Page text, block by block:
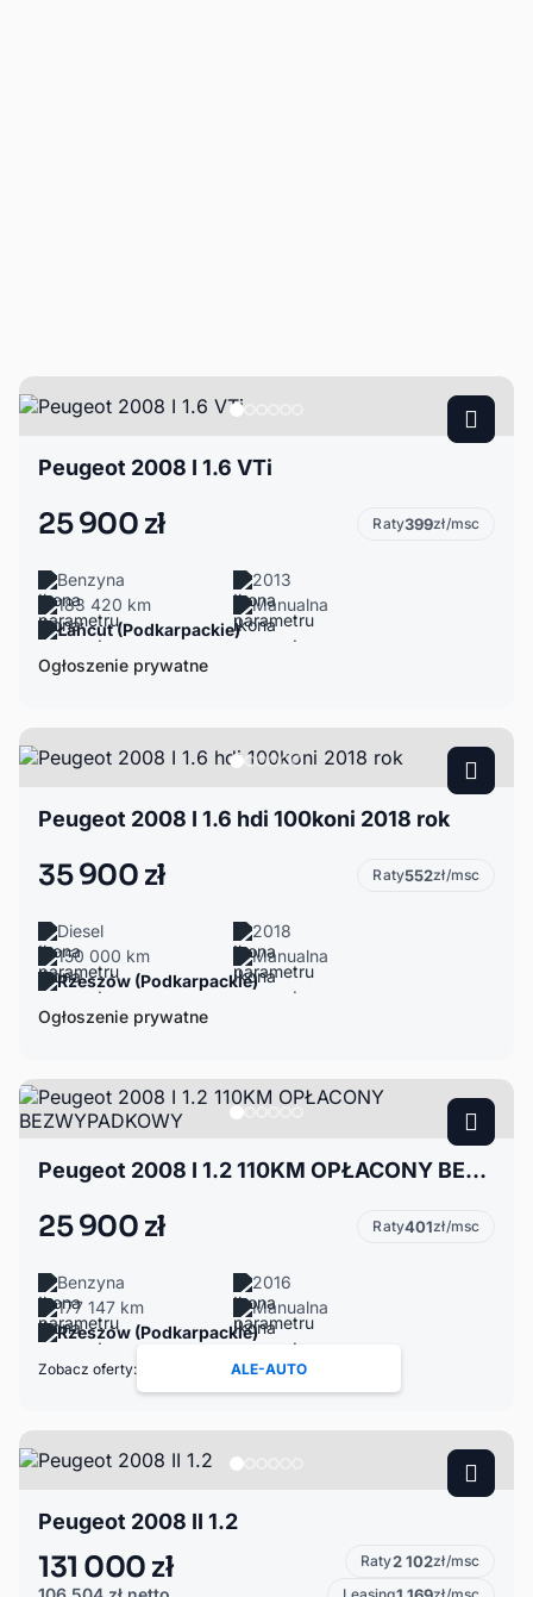
Peugeot 2008 I 1.6 VTi
25 900 zł Raty399zł/msc
Benzyna
2013
183 420 km
Manualna
Łańcut (Podkarpackie)
Ogłoszenie prywatne
Peugeot 2008 I 1.6 hdi 100koni 2018 rok
35 900 zł Raty552zł/msc
Diesel
2018
150 000 km
Manualna
Rzeszów (Podkarpackie)
Ogłoszenie prywatne
Peugeot 2008 I 1.2 110KM OPŁACONY BEZWYPADKOWY
25 900 zł Raty401zł/msc
Benzyna
2016
177 147 km
Manualna
Rzeszów (Podkarpackie)
Zobacz oferty: ALE-AUTO
Peugeot 2008 II 1.2
131 000 zł Raty2 102zł/msc